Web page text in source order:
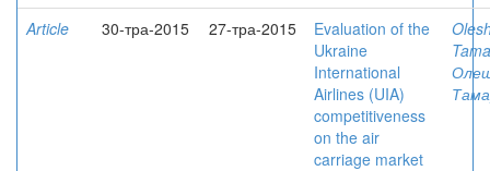
Article 30-тра-2015 27-тра-2015
Evaluation of the
Ukraine
International
Airlines (UIA)
competitiveness
on the air
carriage market